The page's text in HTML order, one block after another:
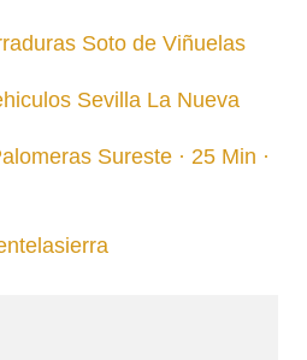
Soto de Viñuelas
Sevilla La Nueva
Sureste · 25 Min ·